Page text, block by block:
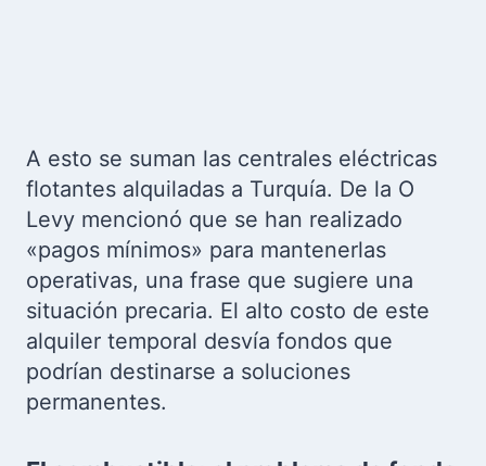
A esto se suman las centrales eléctricas
flotantes alquiladas a Turquía. De la O
Levy mencionó que se han realizado
«pagos mínimos» para mantenerlas
operativas, una frase que sugiere una
situación precaria. El alto costo de este
alquiler temporal desvía fondos que
podrían destinarse a soluciones
permanentes.